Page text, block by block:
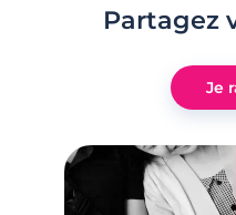
Partagez
Je